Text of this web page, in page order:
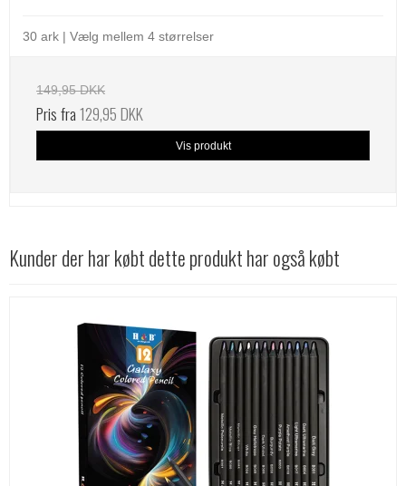
30 ark | Vælg mellem 4 størrelser
149,95 DKK
Pris fra129,95 DKK
Vis produkt
Kunder der har købt dette produkt har også købt